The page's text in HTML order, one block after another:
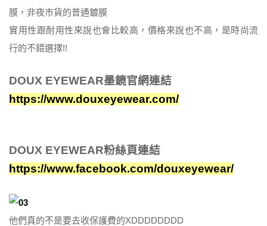
膜，非夜市貨的普通鍍膜
實用性跟耐用性來說也會比較高，價格來說也不高，是時尚流
行的不錯選擇!!
DOUX EYEWEAR墨鏡官網連結
https://www.douxeyewear.com/
DOUX EYEWEAR粉絲頁連結
https://www.facebook.com/douxeyewear/
他們真的不是要去收保護費的XDDDDDDDD